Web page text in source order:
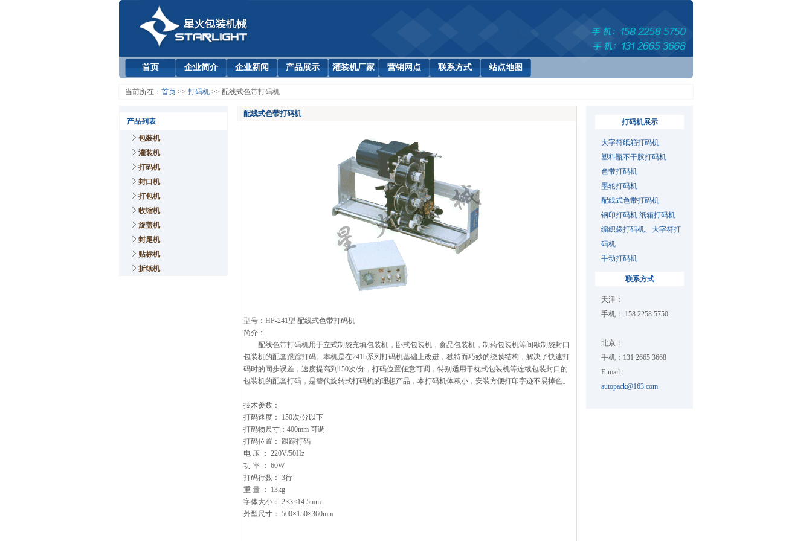
首页 企业简介 企业新闻 产品展示 灌装机厂家 营销网点 联系方式 站点地图
当前所在： 首页 >> 打码机 >> 配线式色带打码机
产品列表
包装机
灌装机
打码机
封口机
打包机
收缩机
旋盖机
封尾机
贴标机
折纸机
配线式色带打码机
型号：HP-241型 配线式色带打码机
简介：
配线色带打码机用于立式制袋充填包装机，卧式包装机，食品包装机，制药包装机等间歇制袋封口
包装机的配套跟踪打码。本机是在241b系列打码机基础上改进，独特而巧妙的绕膜结构，解决了快速打
码时的同步误差，速度提高到150次/分，打码位置任意可调，特别适用于枕式包装机等连续包装封口的
包装机的配套打码，是替代旋转式打码机的理想产品，本打码机体积小，安装方便打印字迹不易掉色。
技术参数：
打码速度： 150次/分以下
打码物尺寸：400mm 可调
打码位置： 跟踪打码
电 压 ： 220V/50Hz
功 率 ： 60W
打码行数： 3行
重 量 ： 13kg
字体大小： 2×3×14.5mm
外型尺寸： 500×150×360mm
打码机展示
大字符纸箱打码机
塑料瓶不干胶打码机
色带打码机
墨轮打码机
配线式色带打码机
钢印打码机 纸箱打码机
编织袋打码机、大字符打
码机
手动打码机
联系方式
天津：
手机： 158 2258 5750
北京：
手机：131 2665 3668
E-mail:
autopack@163.com